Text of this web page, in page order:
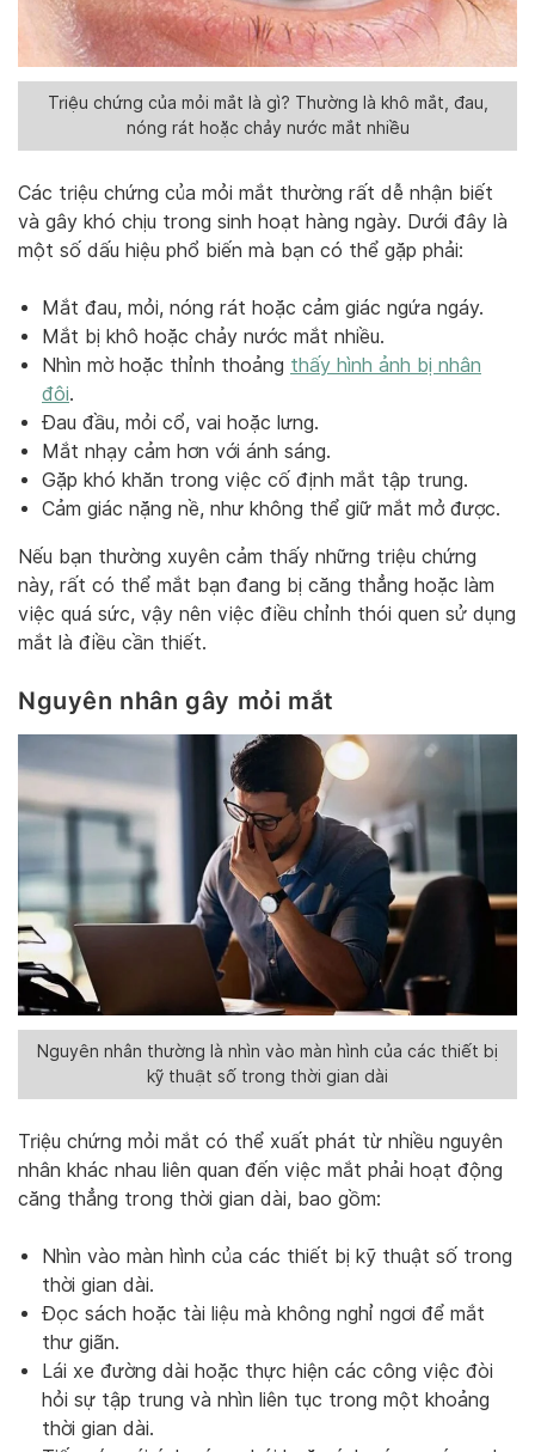
Triệu chứng của mỏi mắt là gì? Thường là khô mắt, đau,
nóng rát hoặc chảy nước mắt nhiều
Các triệu chứng của mỏi mắt thường rất dễ nhận biết
và gây khó chịu trong sinh hoạt hàng ngày. Dưới đây là
một số dấu hiệu phổ biến mà bạn có thể gặp phải:
Mắt đau, mỏi, nóng rát hoặc cảm giác ngứa ngáy.
Mắt bị khô hoặc chảy nước mắt nhiều.
Nhìn mờ hoặc thỉnh thoảng thấy hình ảnh bị nhân
đôi.
Đau đầu, mỏi cổ, vai hoặc lưng.
Mắt nhạy cảm hơn với ánh sáng.
Gặp khó khăn trong việc cố định mắt tập trung.
Cảm giác nặng nề, như không thể giữ mắt mở được.
Nếu bạn thường xuyên cảm thấy những triệu chứng
này, rất có thể mắt bạn đang bị căng thẳng hoặc làm
việc quá sức, vậy nên việc điều chỉnh thói quen sử dụng
mắt là điều cần thiết.
Nguyên nhân gây mỏi mắt
Nguyên nhân thường là nhìn vào màn hình của các thiết bị
kỹ thuật số trong thời gian dài
Triệu chứng mỏi mắt có thể xuất phát từ nhiều nguyên
nhân khác nhau liên quan đến việc mắt phải hoạt động
căng thẳng trong thời gian dài, bao gồm:
Nhìn vào màn hình của các thiết bị kỹ thuật số trong
thời gian dài.
Đọc sách hoặc tài liệu mà không nghỉ ngơi để mắt
thư giãn.
Lái xe đường dài hoặc thực hiện các công việc đòi
hỏi sự tập trung và nhìn liên tục trong một khoảng
thời gian dài.